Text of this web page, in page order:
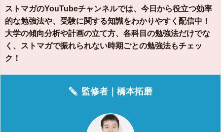
ストマガのYouTubeチャンネルでは、今日から役立つ効率
的な勉強法や、受験に関する知識をわかりやすく配信中！
大学の傾向分析や計画の立て方、各科目の勉強法だけでな
く、ストマガで振れられない時期ごとの勉強法もチェッ
ク！
監修者｜橋本拓磨